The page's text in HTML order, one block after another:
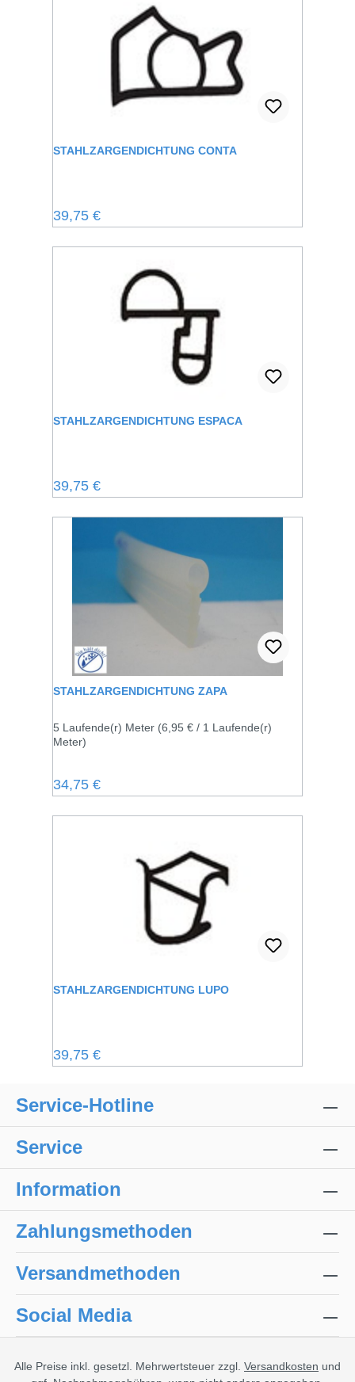
STAHLZARGENDICHTUNG CONTA
Regulärer Preis:
39,75 €
STAHLZARGENDICHTUNG ESPACA
Regulärer Preis:
39,75 €
STAHLZARGENDICHTUNG ZAPA
5 Laufende(r) Meter (6,95 € / 1 Laufende(r)
Meter)
Regulärer Preis:
34,75 €
STAHLZARGENDICHTUNG LUPO
Regulärer Preis:
39,75 €
Service-Hotline
Service
Information
Zahlungsmethoden
Versandmethoden
Social Media
Alle Preise inkl. gesetzl. Mehrwertsteuer zzgl. Versandkosten und